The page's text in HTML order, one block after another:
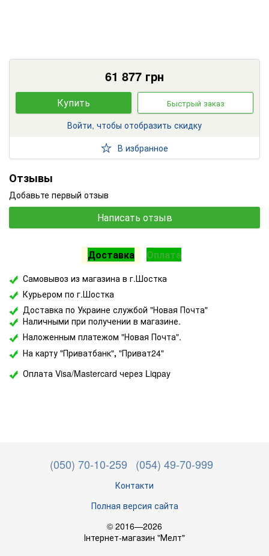
61 877 грн
Купить Быстрый заказ
Войти, чтобы отобразить скидку
В избранное
Отзывы
Добавьте первый отзыв
Написать отзыв
Доставка Оплата
Самовывоз из магазина в г.Шостка
Курьером по г.Шостка
Доставка по Украине службой "Новая Почта"
Наличными при получении в магазине.
Наложенным платежом "Новая Почта".
На карту "Приватбанк", "Приват24"
Оплата Visa/Mastercard через Liqpay
(050) 70-10-259 (054) 49-70-999
Контакти
Полная версия сайта
© 2016—2026
Інтернет-магазин "Мелт"